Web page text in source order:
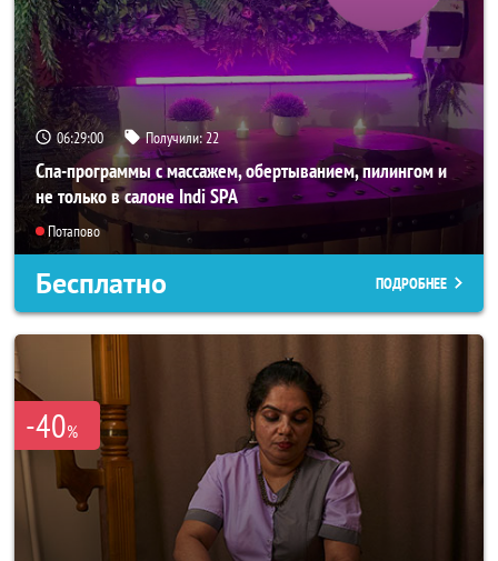
06:28:57 Получили:22
Спа-программы с массажем, обертыванием, пилингом и
не только в салоне Indi SPA
Потапово
Бесплатно ПОДРОБНЕЕ
-40%